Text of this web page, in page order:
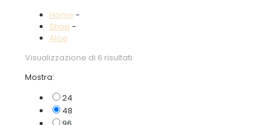
Home -
Shop -
Aloe
Visualizzazione di 6 risultati
Mostra:
24
48